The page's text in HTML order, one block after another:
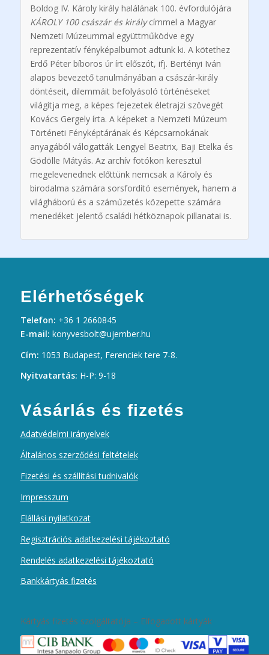
Boldog IV. Károly király halálának 100. évfordulójára
KÁROLY 100 császár és királycímmel a Magyar
Nemzeti Múzeummal együttműködve egy
reprezentatív fényképalbumot adtunk ki. A kötethez
Erdő Péter bíboros úr írt előszót, ifj. Bertényi Iván
alapos bevezető tanulmányában a császár-király
döntéseit, dilemmáit befolyásoló történéseket
világítja meg, a képes fejezetek életrajzi szövegét
Kovács Gergely írta. A képeket a Nemzeti Múzeum
Történeti Fényképtárának és Képcsarnokának
anyagából válogatták Lengyel Beatrix, Baji Etelka és
Gödölle Mátyás. Az archív fotókon keresztül
megelevenednek előttünk nemcsak a Károly és
birodalma számára sorsfordító események, hanem a
világháború és a száműzetés közepette számára
menedéket jelentő családi hétköznapok pillanatai is.
Elérhetőségek
Telefon: +36 1 2660845
E-mail: konyvesbolt@ujember.hu
Cím: 1053 Budapest, Ferenciek tere 7-8.
Nyitvatartás: H-P: 9-18
Vásárlás és fizetés
Adatvédelmi irányelvek
Általános szerződési feltételek
Fizetési és szállítási tudnivalók
Impresszum
Elállási nyilatkozat
Regisztrációs adatkezelési tájékoztató
Rendelés adatkezelési tájékoztató
Bankkártyás fizetés
Kártyás fizetés szolgáltatója – Elfogadott kártyák